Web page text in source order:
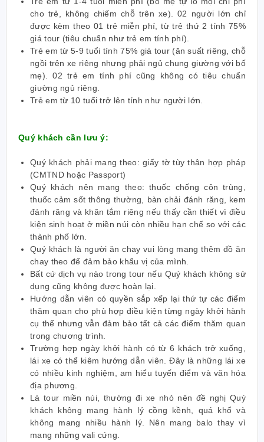
cho trẻ, không chiếm chỗ trên xe). 02 người lớn chỉ
được kèm theo 01 trẻ miễn phí, từ trẻ thứ 2 tính 75%
giá tour (tiêu chuẩn như trẻ em tính phí).
Trẻ em từ 5-9 tuổi tính 75% giá tour (ăn suất riêng, chỗ
ngồi trên xe riêng nhưng phải ngủ chung giường với bố
mẹ). 02 trẻ em tính phí cũng không có tiêu chuẩn
giường ngủ riêng.
Trẻ em từ 10 tuổi trở lên tính như người lớn.
Quý khách cần lưu ý:
Quý khách phải mang theo: giấy tờ tùy thân hợp pháp
(CMTND hoặc Passport)
Quý khách nên mang theo: thuốc chống côn trùng,
thuốc cảm sốt thông thường, bàn chải đánh răng, kem
đánh răng và khăn tắm riêng nếu thấy cần thiết vì điều
kiện sinh hoạt ở miền núi còn nhiều hạn chế so với các
thành phố lớn.
Quý khách là người ăn chay vui lòng mang thêm đồ ăn
chay theo để đảm bảo khẩu vị của mình.
Bất cứ dịch vụ nào trong tour nếu Quý khách không sử
dụng cũng không được hoàn lại.
Hướng dẫn viên có quyền sắp xếp lại thứ tự các điểm
thăm quan cho phù hợp điều kiện từng ngày khởi hành
cụ thể nhưng vẫn đảm bảo tất cả các điểm thăm quan
trong chương trình.
Trường hợp ngày khởi hành có từ 6 khách trở xuống,
lái xe có thể kiêm hướng dẫn viên. Đây là những lái xe
có nhiều kinh nghiệm, am hiểu tuyến điểm và văn hóa
địa phương.
Là tour miền núi, thường đi xe nhỏ nên đề nghị Quý
khách không mang hành lý cồng kềnh, quá khổ và
không mang nhiều hành lý. Nên mang balo thay vì
mang những vali cứng.